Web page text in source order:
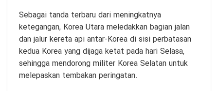
Sebagai tanda terbaru dari meningkatnya
ketegangan, Korea Utara meledakkan bagian jalan
dan jalur kereta api antar-Korea di sisi perbatasan
kedua Korea yang dijaga ketat pada hari Selasa,
sehingga mendorong militer Korea Selatan untuk
melepaskan tembakan peringatan.